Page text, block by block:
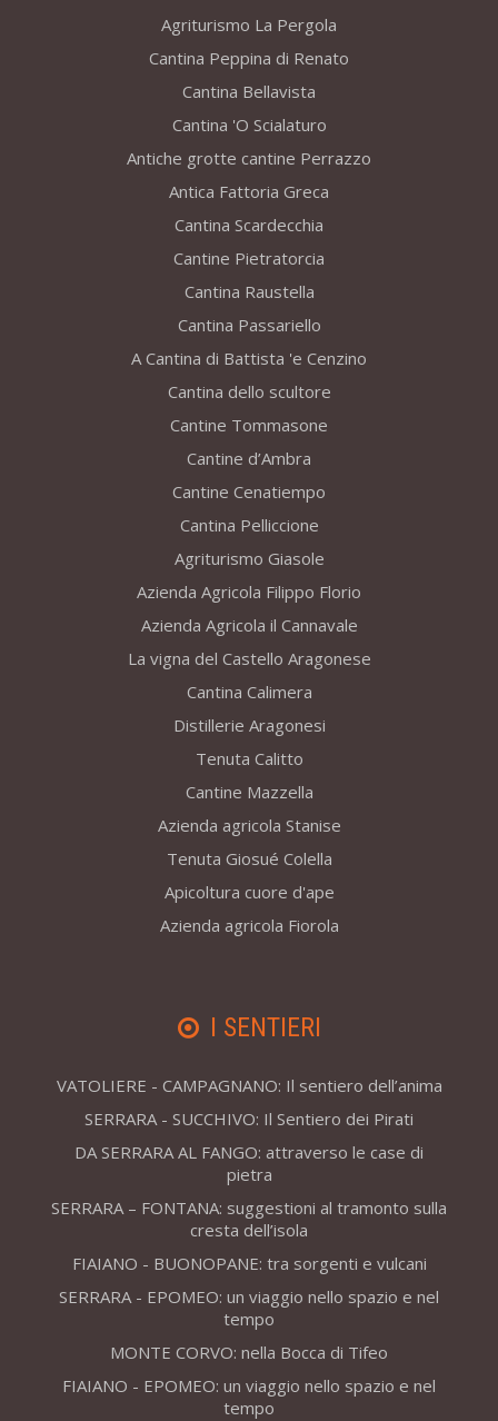
Agriturismo La Pergola
Cantina Peppina di Renato
Cantina Bellavista
Cantina 'O Scialaturo
Antiche grotte cantine Perrazzo
Antica Fattoria Greca
Cantina Scardecchia
Cantine Pietratorcia
Cantina Raustella
Cantina Passariello
A Cantina di Battista 'e Cenzino
Cantina dello scultore
Cantine Tommasone
Cantine d’Ambra
Cantine Cenatiempo
Cantina Pelliccione
Agriturismo Giasole
Azienda Agricola Filippo Florio
Azienda Agricola il Cannavale
La vigna del Castello Aragonese
Cantina Calimera
Distillerie Aragonesi
Tenuta Calitto
Cantine Mazzella
Azienda agricola Stanise
Tenuta Giosué Colella
Apicoltura cuore d'ape
Azienda agricola Fiorola
I SENTIERI
VATOLIERE - CAMPAGNANO: Il sentiero dell’anima
SERRARA - SUCCHIVO: Il Sentiero dei Pirati
DA SERRARA AL FANGO: attraverso le case di
pietra
SERRARA – FONTANA: suggestioni al tramonto sulla
cresta dell’isola
FIAIANO - BUONOPANE: tra sorgenti e vulcani
SERRARA - EPOMEO: un viaggio nello spazio e nel
tempo
MONTE CORVO: nella Bocca di Tifeo
FIAIANO - EPOMEO: un viaggio nello spazio e nel
tempo